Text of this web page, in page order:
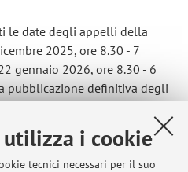
i cookie
tecnici necessari per il suo
le date degli appelli della
2025, ore 8.30 - 7
gennaio 2026, ore 8.30 - 6
pubblicazione definitiva degli
l'indicazione delle Aule di